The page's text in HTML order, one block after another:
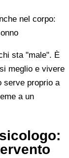
nel corpo:
sta "male". È
meglio e vivere
serve proprio a
a un